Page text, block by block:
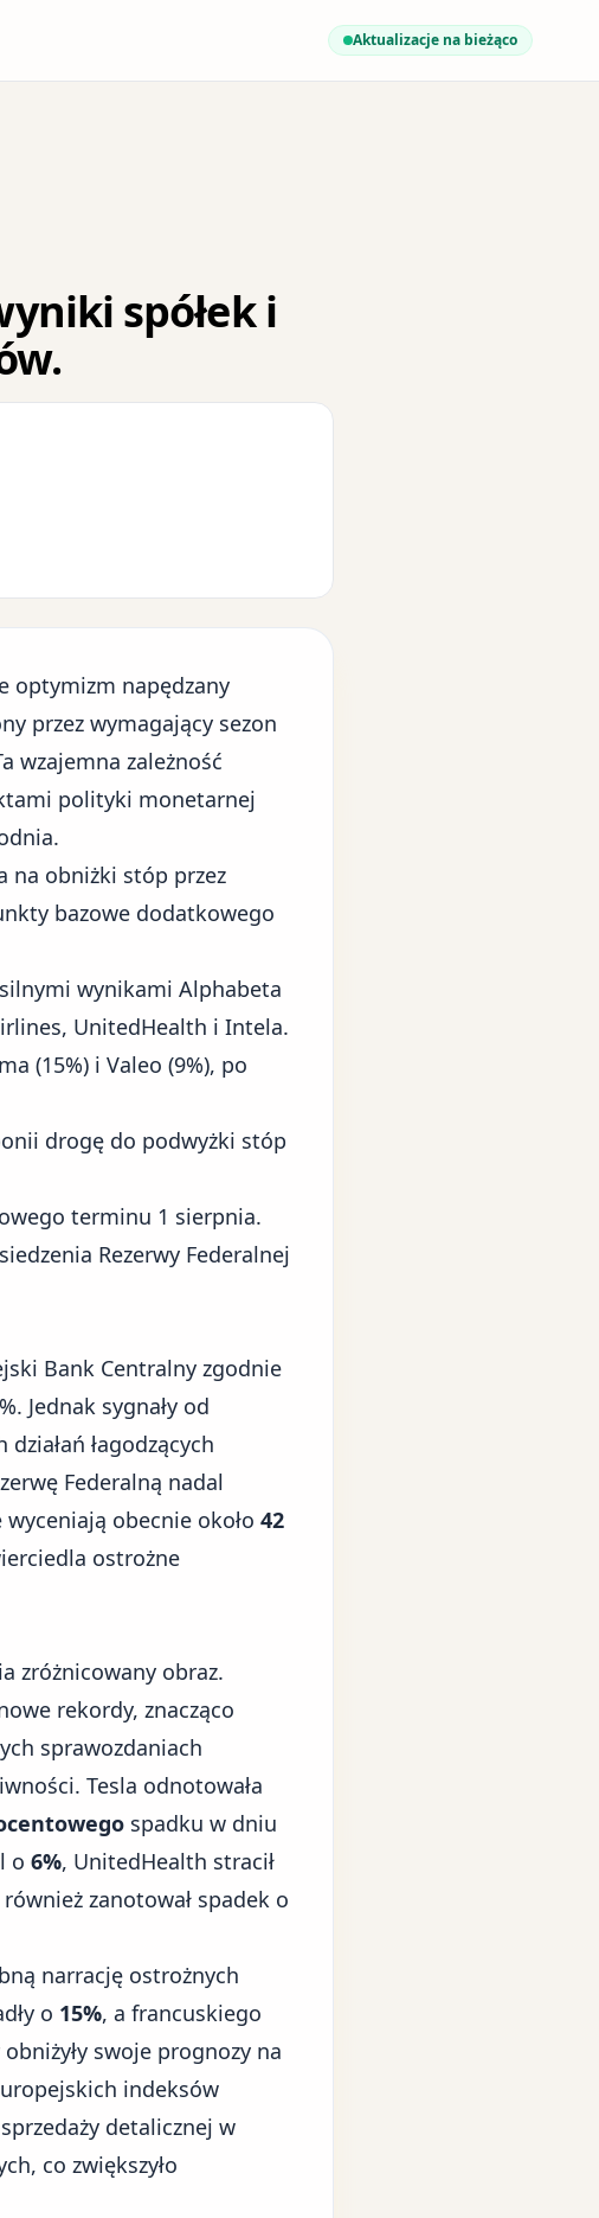
Aktualizacje na bieżąco
spółek i
optymizm napędzany
przez wymagający sezon
wzajemna zależność
polityki monetarnej
na obniżki stóp przez
bazowe dodatkowego
silnymi wynikami Alphabeta
UnitedHealth i Intela.
(15%) i Valeo (9%), po
drogę do podwyżki stóp
terminu 1 sierpnia.
Rezerwy Federalnej
Bank Centralny zgodnie
Jednak sygnały od
łagodzących
Federalną nadal
obecnie około 42
ostrożne
zróżnicowany obraz.
rekordy, znacząco
sprawozdaniach
Tesla odnotowała
spadku w dniu
o 6%, UnitedHealth stracił
zanotował spadek o
narrację ostrożnych
o 15%, a francuskiego
swoje prognozy na
indeksów
detalicznej w
co zwiększyło